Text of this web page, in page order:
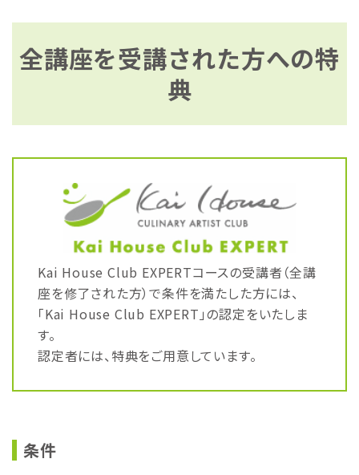
全講座を受講された方への特
典
Kai House Club EXPERTコースの受講者（全講
座を修了された方）で条件を満たした方には、
「Kai House Club EXPERT」の認定をいたしま
す。
認定者には、特典をご用意しています。
条件